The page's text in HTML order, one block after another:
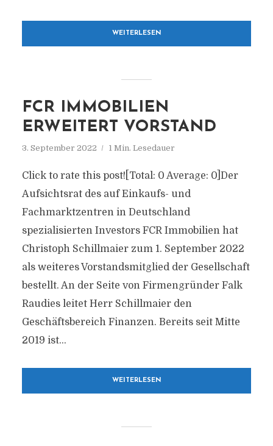
WEITERLESEN
FCR IMMOBILIEN
ERWEITERT VORSTAND
3. September 2022 1 Min. Lesedauer
Click to rate this post![Total: 0 Average: 0]Der
Aufsichtsrat des auf Einkaufs- und
Fachmarktzentren in Deutschland
spezialisierten Investors FCR Immobilien hat
Christoph Schillmaier zum 1. September 2022
als weiteres Vorstandsmitglied der Gesellschaft
bestellt. An der Seite von Firmengründer Falk
Raudies leitet Herr Schillmaier den
Geschäftsbereich Finanzen. Bereits seit Mitte
2019 ist...
WEITERLESEN